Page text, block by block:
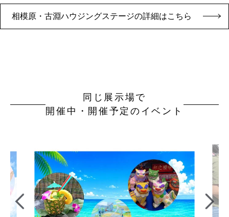
相模原・古淵ハウジングステージの詳細はこちら
同じ展示場で
開催中・開催予定のイベント